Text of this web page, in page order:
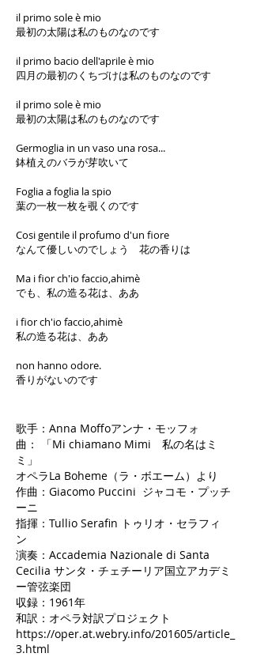
il primo sole è mio
最初の太陽は私のものなのです
il primo bacio dell'aprile è mio
四月の最初のくちづけは私のものなのです
il primo sole è mio
最初の太陽は私のものなのです
Germoglia in un vaso una rosa...
鉢植えのバラが芽吹いて
Foglia a foglia la spio
葉の一枚一枚を覗くのです
Cosi gentile il profumo d'un fiore
なんて優しいのでしょう 花の香りは
Ma i fior ch'io faccio,ahimè
でも、私の造る花は、ああ
i fior ch'io faccio,ahimè
私の造る花は、ああ
non hanno odore.
香りがないのです
歌手：Anna Moffoアンナ・モッフォ
曲： 「Mi chiamano Mimi 私の名はミ
ミ」
オペラLa Boheme（ラ・ボエーム）より
作曲：Giacomo Puccini ジャコモ・プッチ
ーニ
指揮：Tullio Serafin トゥリオ・セラフィ
ン
演奏：Accademia Nazionale di Santa
Cecilia サンタ・チェチーリア国立アカデミ
ー管弦楽団
収録：1961年
和訳：オペラ対訳プロジェクト
https://oper.at.webry.info/201605/article_
3.html